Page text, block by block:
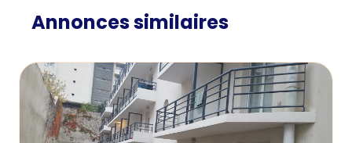
Annonces similaires